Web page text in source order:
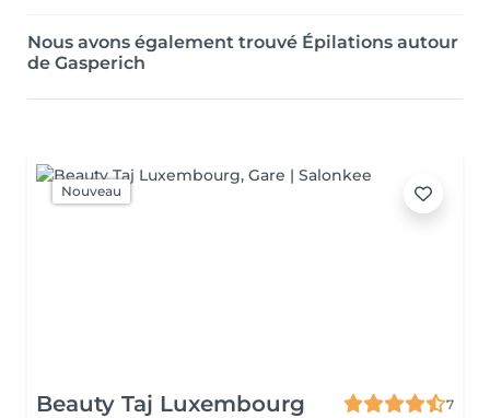
Nous avons également trouvé Épilations autour
de Gasperich
Nouveau
Beauty Taj Luxembourg
7